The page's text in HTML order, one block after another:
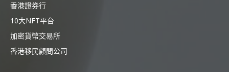
香港證券行
10大NFT平台
加密貨幣交易所
香港移民顧問公司